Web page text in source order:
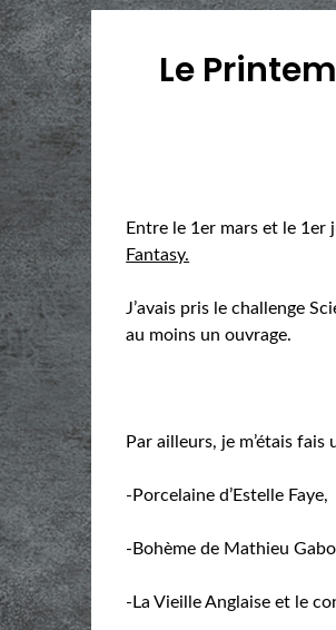
Le
Entre le 1er mars et le 1er
Fantasy.
J’avais pris le challenge
au moins un ouvrage.
Par ailleurs, je m’étais fais
-Porcelaine d’Estelle Faye,
-Bohème de Mathieu
-La Vieille Anglaise et le